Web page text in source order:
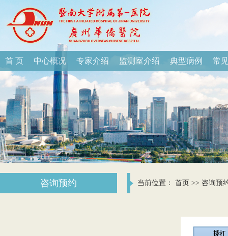
首 页 中心概况 专家介绍 监测室介绍 典型病例 常
当前位置： 首页 >> 咨询预
咨询预约